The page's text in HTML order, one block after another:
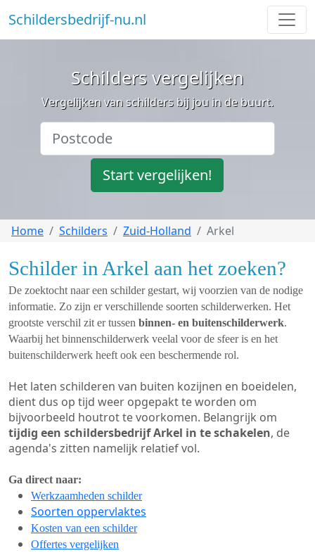
Schildersbedrijf-nu.nl
Schilders vergelijken
Vergelijken van schilders bij jou in de buurt.
Start vergelijken!
Home Schilders Zuid-Holland Arkel
Schilder in Arkel aan het zoeken?
De zoektocht naar een schilder gestart, wij voorzien van de nodige
informatie. Zo zijn er verschillende soorten schilderwerken. Het
grootste verschil zit er tussen binnen- en buitenschilderwerk.
Waarbij het binnenschilderwerk veelal voor de sfeer is en het
buitenschilderwerk heeft ook een beschermende rol.
Het laten schilderen van buiten kozijnen en boeidelen,
dient dus op tijd weer opgepakt te worden om
bijvoorbeeld houtrot te voorkomen. Belangrijk om
tijdig een schildersbedrijf Arkel in te schakelen, de
agenda's zitten namelijk relatief vol.
Ga direct naar:
Werkzaamheden schilder
Soorten oppervlaktes
Kosten van een schilder
Offertes vergelijken